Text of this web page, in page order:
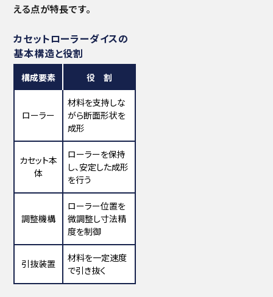
える点が特長です。
カセットローラーダイスの
基本構造と役割
構成要素 役 割
ローラー
材料を支持しな
がら断面形状を
成形
カセット本
体
ローラーを保持
し、安定した成形
を行う
調整機構
ローラー位置を
微調整し寸法精
度を制御
引抜装置
材料を一定速度
で引き抜く